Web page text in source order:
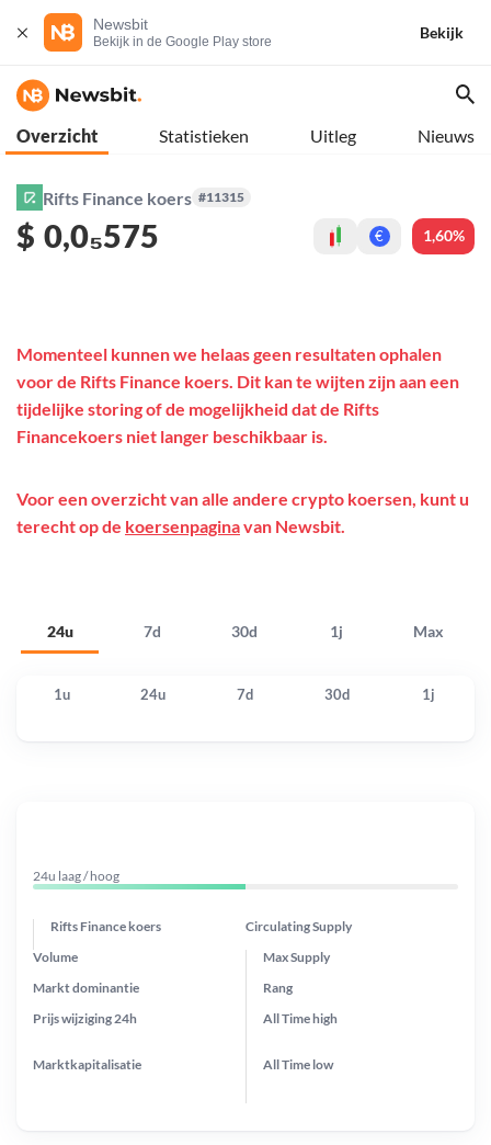
Newsbit
Bekijk in de Google Play store
Bekijk
Overzicht Statistieken Uitleg Nieuws
Rifts Finance koers #11315
$ 0,0₅575 € 1,60%
24u 7d 30d 1j Max
Momenteel kunnen we helaas geen resultaten ophalen
voor de Rifts Finance koers. Dit kan te wijten zijn aan een
tijdelijke storing of de mogelijkheid dat de Rifts
Financekoers niet langer beschikbaar is.
Voor een overzicht van alle andere crypto koersen, kunt u
terecht op de koersenpaginavan Newsbit.
1u 24u 7d 30d 1j
24u laag / hoog
Rifts Finance koers Circulating Supply
Prijs wijziging 24h
Max Supply
Markt dominantie
Marktkapitalisatie
Volume
Rang
All Timehigh
All Time low